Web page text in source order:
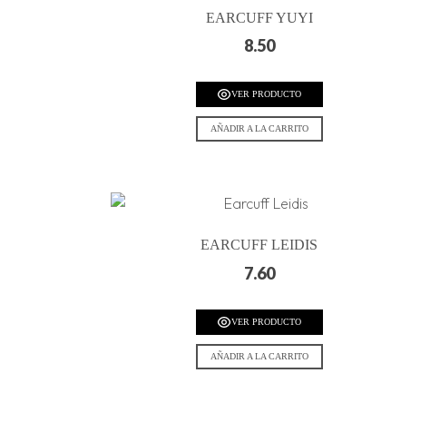
EARCUFF YUYI
8.50
VER PRODUCTO
AÑADIR A LA CARRITO
EARCUFF LEIDIS
7.60
VER PRODUCTO
AÑADIR A LA CARRITO